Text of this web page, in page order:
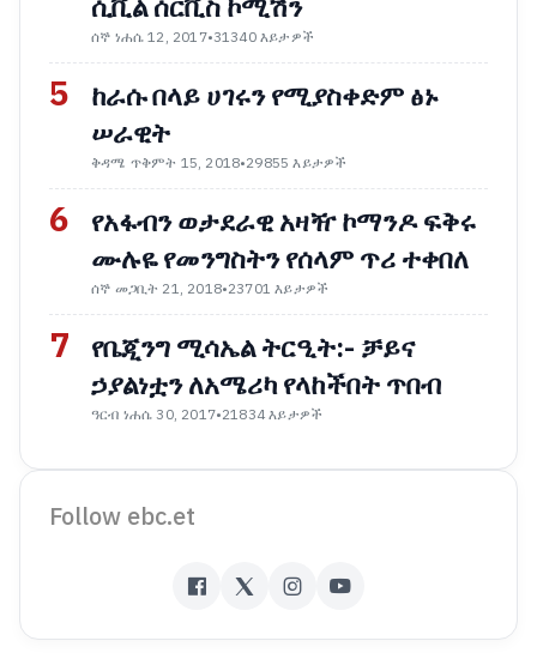
ሲቪል ሰርቪስ ኮሚሽን
ሰኞ ነሐሴ 12, 2017•31340 እይታዎች
5
ከራሱ በላይ ሀገሩን የሚያስቀድም ፅኑ
ሠራዊት
ቅዳሜ ጥቅምት 15, 2018•29855 እይታዎች
6
የአፋብን ወታደራዊ አዛዥ ኮማንዶ ፍቅሩ
ሙሉዬ የመንግስትን የሰላም ጥሪ ተቀበለ
ሰኞ መጋቢት 21, 2018•23701 እይታዎች
7
የቤጂንግ ሚሳኤል ትርዒት:- ቻይና
ኃያልነቷን ለአሜሪካ የላከችበት ጥበብ
ዓርብ ነሐሴ 30, 2017•21834 እይታዎች
Follow ebc.et